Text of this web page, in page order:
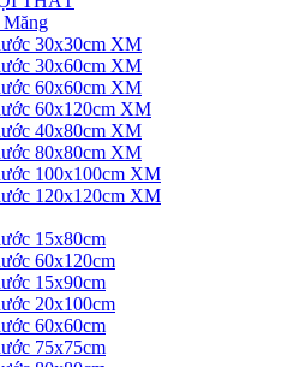
30x30cm XM
30x60cm XM
60x60cm XM
60x120cm XM
40x80cm XM
80x80cm XM
100x100cm XM
120x120cm XM
15x80cm
60x120cm
15x90cm
20x100cm
60x60cm
75x75cm